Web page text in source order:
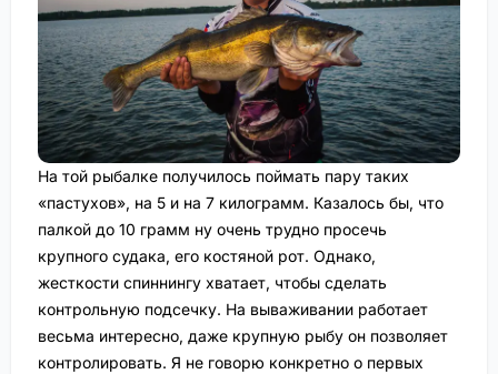
На той рыбалке получилось поймать пару таких
«пастухов», на 5 и на 7 килограмм. Казалось бы, что
палкой до 10 грамм ну очень трудно просечь
крупного судака, его костяной рот. Однако,
жесткости спиннингу хватает, чтобы сделать
контрольную подсечку. На вываживании работает
весьма интересно, даже крупную рыбу он позволяет
контролировать. Я не говорю конкретно о первых